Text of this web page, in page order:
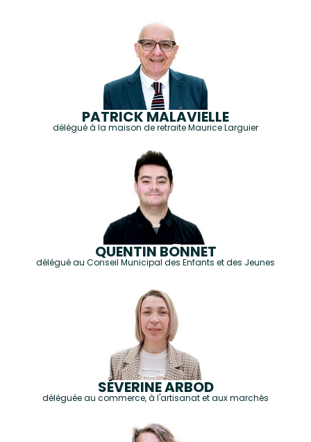
PATRICK MALAVIELLE
délégué à la maison de retraite Maurice Larguier
QUENTIN BONNET
délégué au Conseil Municipal des Enfants et des Jeunes
SÉVERINE ARBOD
déléguée au commerce, à l'artisanat et aux marchés